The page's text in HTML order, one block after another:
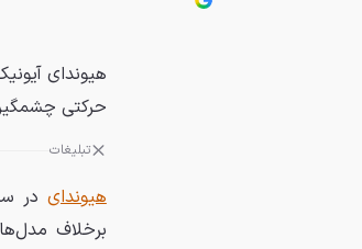
حرکتی چشمگیر ۶۵۰ کیلومتری شده
تبلیغات
هیوندای
برخلاف